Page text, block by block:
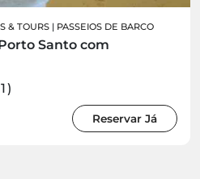
& TOURS | PASSEIOS DE BARCO
Santo com
Reservar Já